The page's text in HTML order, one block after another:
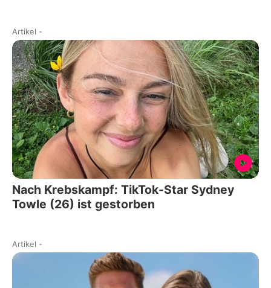
Artikel -
Nach Krebskampf: TikTok-Star Sydney
Towle (26) ist gestorben
Artikel -